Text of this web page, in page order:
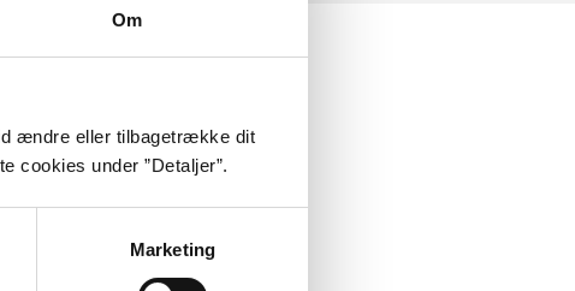
Om
ændre eller tilbagetrække dit
cookies under ”Detaljer”.
Marketing